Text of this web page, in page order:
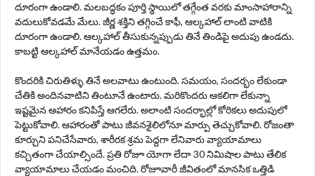
దూరంగా ఉండాలి. మలబద్ధకం పూర్తి స్థాయిలో తగ్గేంత వరకు మాంసాహారాన్ని
వదులుకోవడమే మేలు. జీర్ణ శక్తిని తగ్గించే కాఫీ, ఆల్కహాల్ లాంటి వాటికి
దూరంగా ఉండాలి. ఆల్కహాల్ తీసుకున్నప్పుడు తినే తిండిపై అదుపు ఉండదు.
కాబట్టి ఆల్కహాల్ మానేయడం ఉత్తమం.
కొందరికి చిరుతిళ్ళు తినే అలవాటు ఉంటుంది. సమయం, సందర్భం లేకుండా
చేతికి అందినవాటిని తింటూనే ఉంటారు. మరికొందరు ఆకలిగా లేకున్నా
ఇష్టమైన ఆహారం కనిపిస్తే ఆగలేరు. అలాంటి సందర్భాల్లో కోరికలు అదుపులో
పెట్టుకోవాలి. ఆహారంతో పాటు జీవనశైలిలోనూ మార్పు తెచ్చుకోవాలి. రోజంతా
కూర్చుని పనిచేసేవారు, శారీరక శ్రమ పెద్దగా లేనివారు వ్యాయామాలు
కచ్చితంగా చేయాల్సిందే. ప్రతి రోజూ యోగా లేదా 30 నిమిషాల పాటు తేలిక
వ్యాయామాలు చేయడం మంచిది. రోజూవారీ జీవితంలో మానసిక ఒత్తిడి